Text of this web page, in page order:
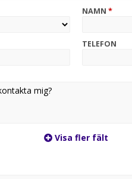
Varmt välkomna till oss
service
NAMN *
TELEFON
Visa fler fält